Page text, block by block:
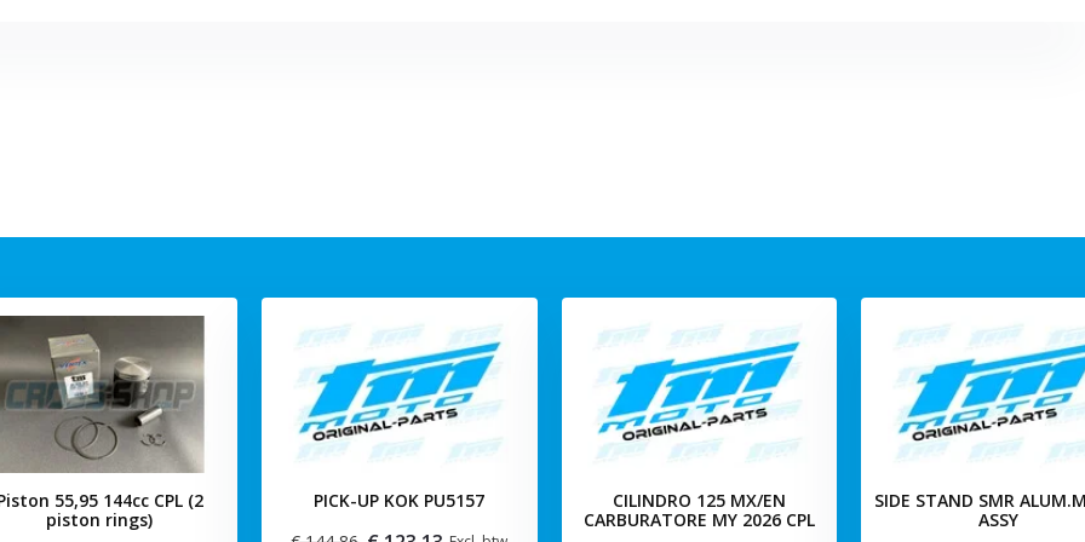
55,95 144cc CPL (2
piston rings)
PICK-UP KOK PU5157
CILINDRO 125 MX/EN
CARBURATORE MY 2026 CPL
SIDE STAND SMR
ASSY